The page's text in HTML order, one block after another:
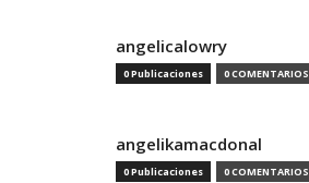
angelicalowry
0 Publicaciones 0 COMENTARIOS
angelikamacdonal
0 Publicaciones 0 COMENTARIOS